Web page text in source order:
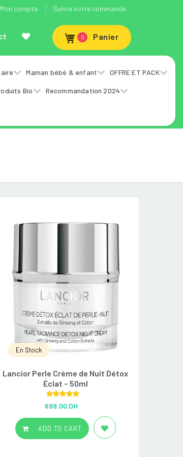
Mon compte Suivre votre commande
0 Panier
Maman bébé & enfant OFFRE ET PACK
Bio Recommandation 2024
En Stock
Lancior Perle Crème de Nuit Détox
Éclat – 50ml
Rated 5.00
out of 5
699.00 DH
ADD TO CART